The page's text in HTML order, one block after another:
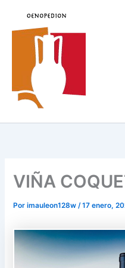
contenido
VIÑA
Porimauleon128w/17 enero,